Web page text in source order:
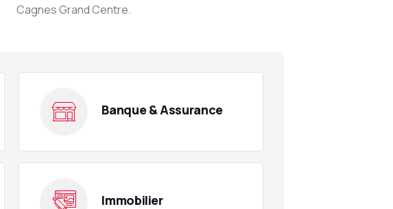
Cagnes Grand Centre.
Banque & Assurance
Immobilier